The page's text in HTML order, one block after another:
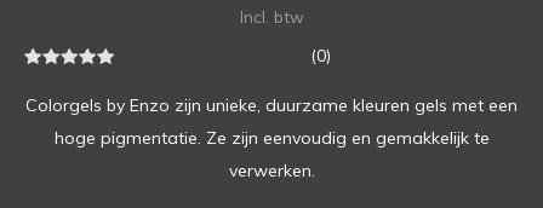
Incl. btw
(0)
Colorgels by Enzo zijn unieke, duurzame kleuren gels met een
hoge pigmentatie. Ze zijn eenvoudig en gemakkelijk te
verwerken.